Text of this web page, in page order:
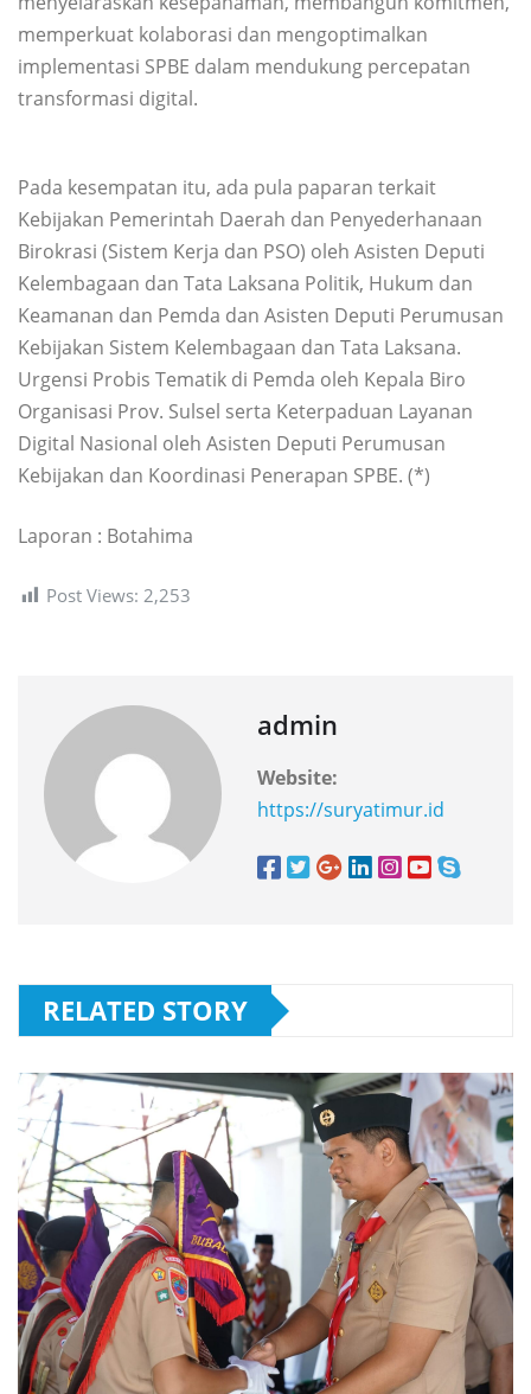
memperkuat kolaborasi dan mengoptimalkan
implementasi SPBE dalam mendukung percepatan
transformasi digital.
Pada kesempatan itu, ada pula paparan terkait
Kebijakan Pemerintah Daerah dan Penyederhanaan
Birokrasi (Sistem Kerja dan PSO) oleh Asisten Deputi
Kelembagaan dan Tata Laksana Politik, Hukum dan
Keamanan dan Pemda dan Asisten Deputi Perumusan
Kebijakan Sistem Kelembagaan dan Tata Laksana.
Urgensi Probis Tematik di Pemda oleh Kepala Biro
Organisasi Prov. Sulsel serta Keterpaduan Layanan
Digital Nasional oleh Asisten Deputi Perumusan
Kebijakan dan Koordinasi Penerapan SPBE. (*)
Laporan : Botahima
Post Views: 2,253
admin
Website:
https://suryatimur.id
RELATED STORY